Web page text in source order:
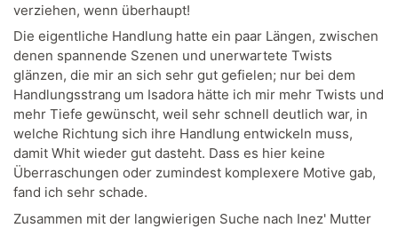
verziehen, wenn überhaupt!
Die eigentliche Handlung hatte ein paar Längen, zwischen
denen spannende Szenen und unerwartete Twists
glänzen, die mir an sich sehr gut gefielen; nur bei dem
Handlungsstrang um Isadora hätte ich mir mehr Twists und
mehr Tiefe gewünscht, weil sehr schnell deutlich war, in
welche Richtung sich ihre Handlung entwickeln muss,
damit Whit wieder gut dasteht. Dass es hier keine
Überraschungen oder zumindest komplexere Motive gab,
fand ich sehr schade.
Zusammen mit der langwierigen Suche nach Inez' Mutter